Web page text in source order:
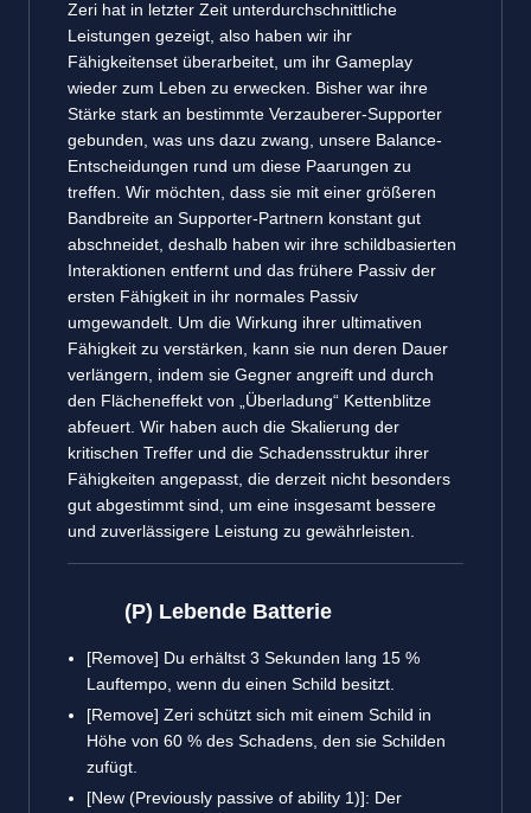
Zeri hat in letzter Zeit unterdurchschnittliche
Leistungen gezeigt, also haben wir ihr
Fähigkeitenset überarbeitet, um ihr Gameplay
wieder zum Leben zu erwecken. Bisher war ihre
Stärke stark an bestimmte Verzauberer-Supporter
gebunden, was uns dazu zwang, unsere Balance-
Entscheidungen rund um diese Paarungen zu
treffen. Wir möchten, dass sie mit einer größeren
Bandbreite an Supporter-Partnern konstant gut
abschneidet, deshalb haben wir ihre schildbasierten
Interaktionen entfernt und das frühere Passiv der
ersten Fähigkeit in ihr normales Passiv
umgewandelt. Um die Wirkung ihrer ultimativen
Fähigkeit zu verstärken, kann sie nun deren Dauer
verlängern, indem sie Gegner angreift und durch
den Flächeneffekt von „Überladung“ Kettenblitze
abfeuert. Wir haben auch die Skalierung der
kritischen Treffer und die Schadensstruktur ihrer
Fähigkeiten angepasst, die derzeit nicht besonders
gut abgestimmt sind, um eine insgesamt bessere
und zuverlässigere Leistung zu gewährleisten.
(P) Lebende Batterie
[Remove] Du erhältst 3 Sekunden lang 15 %
Lauftempo, wenn du einen Schild besitzt.
[Remove] Zeri schützt sich mit einem Schild in
Höhe von 60 % des Schadens, den sie Schilden
zufügt.
[New (Previously passive of ability 1)]: Der